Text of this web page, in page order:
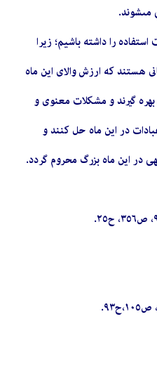
مى‏شوند.
استفاده را داشته باشيم؛ زیرا
هستند كه ارزش والاى اين ماه
بهره گيرند و مشكلات معنوى و
در اين ماه حل كنند و
در اين ماه بزرگ محروم گردد.